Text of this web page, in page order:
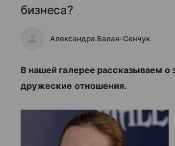
бизнеса?
Александра Балан-Сенчук
В нашей галерее рассказываем о
дружеские отношения.